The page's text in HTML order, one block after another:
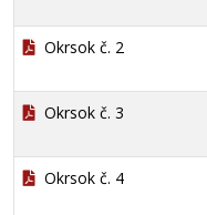
Okrsok č. 2
Okrsok č. 3
Okrsok č. 4